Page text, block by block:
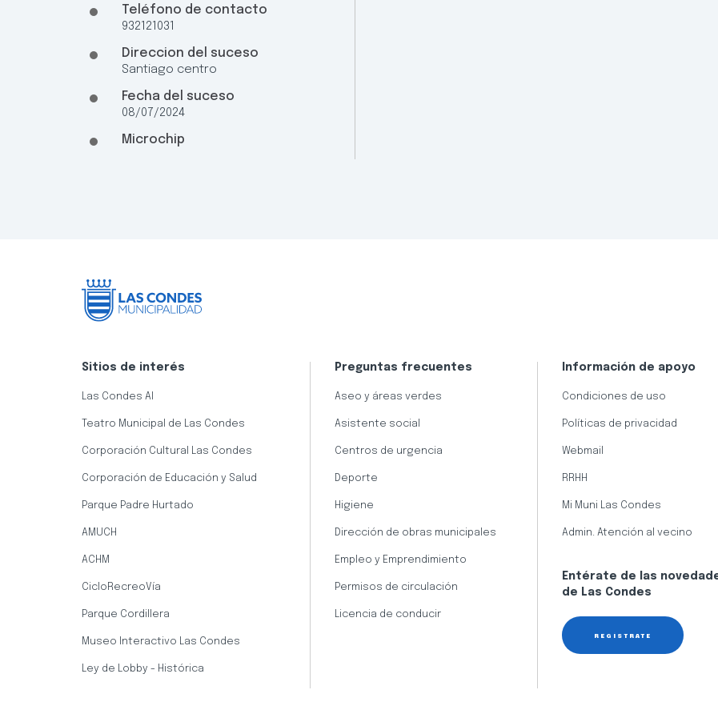
Teléfono de contacto
932121031
Direccion del suceso
Santiago centro
Fecha del suceso
08/07/2024
Microchip
Sitios de interés
Las Condes AI
Teatro Municipal de Las Condes
Corporación Cultural Las Condes
Corporación de Educación y Salud
Parque Padre Hurtado
AMUCH
ACHM
CicloRecreoVía
Parque Cordillera
Museo Interactivo Las Condes
Ley de Lobby - Histórica
Preguntas frecuentes
Aseo y áreas verdes
Asistente social
Centros de urgencia
Deporte
Higiene
Dirección de obras municipales
Empleo y Emprendimiento
Permisos de circulación
Licencia de conducir
Información de apoyo
Condiciones de uso
Políticas de privacidad
Webmail
RRHH
Mi Muni Las Condes
Admin. Atención al vecino
Entérate de las
de Las Condes
REGÍSTRATE